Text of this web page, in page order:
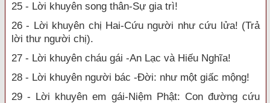
25 - Lời khuyên song thân-Sự gia trì!
26 - Lời khuyên chị Hai-Cứu người như cứu lửa! (Trả
lời thư người chị).
27 - Lời khuyên cháu gái -An Lạc và Hiếu Nghĩa!
28 - Lời khuyên người bác -Đời: như một giấc mộng!
29 - Lời khuyên em gái-Niệm Phật: Con đường cứu